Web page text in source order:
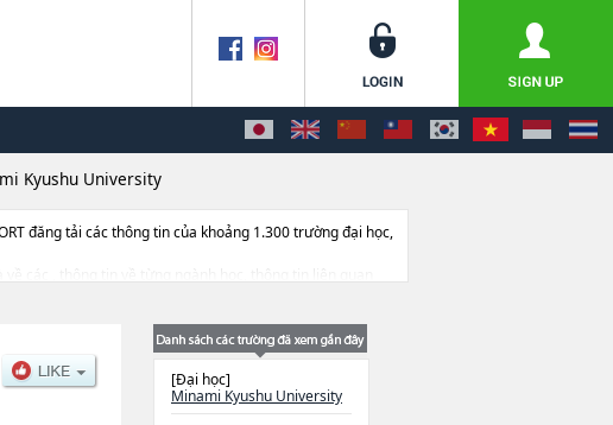
Kyushu University
đăng tải các thông tin của khoảng 1.300 trường đại học,
các , thông tin về từng ngành học, thông tin liên quan
[Đại học]
Minami Kyushu University